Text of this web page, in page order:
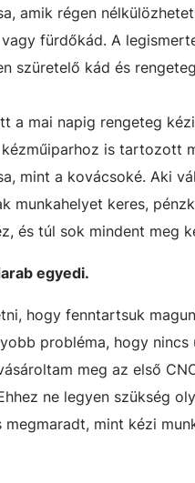
amik régen
fürdőkád. A
szüretelő kád és
a mai napig rengeteg
is tartozott
mint a kovácsoké. Aki
munkahelyet keres,
és túl sok mindent meg
egyedi.
hogy fenntartsuk
probléma, hogy
meg az első
ne legyen szükség
mint kézi